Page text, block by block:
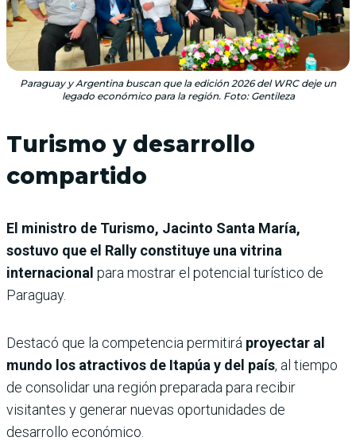
Paraguay y Argentina buscan que la edición 2026 del WRC deje un
legado económico para la región. Foto: Gentileza
Turismo y desarrollo
compartido
El ministro de Turismo, Jacinto Santa María,
sostuvo que el Rally constituye una vitrina
internacional para mostrar el potencial turístico de
Paraguay.
Destacó que la competencia permitirá proyectar al
mundo los atractivos de Itapúa y del país, al tiempo
de consolidar una región preparada para recibir
visitantes y generar nuevas oportunidades de
desarrollo económico.